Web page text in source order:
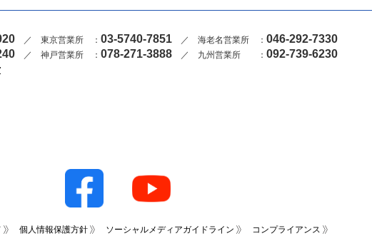
／ 東京営業所 ： 03-5740-7851 ／ 海老名営業所 ： 046-292-7330
／ 神戸営業所 ： 078-271-3888 ／ 九州営業所 ： 092-739-6230
個人情報保護方針 ソーシャルメディアガイドライン コンプライアンス